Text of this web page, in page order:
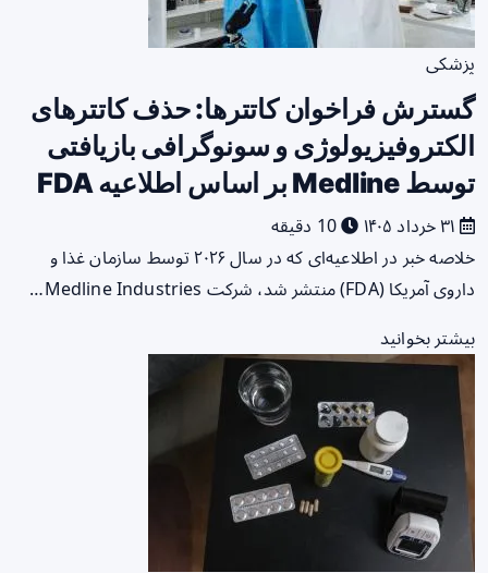
پزشکی
گسترش فراخوان کاتترها: حذف کاتترهای
الکتروفیزیولوژی و سونوگرافی بازیافتی
توسط Medline بر اساس اطلاعیه FDA
10 دقیقه
خلاصه خبر در اطلاعیه‌ای که در سال ۲۰۲۶ توسط سازمان غذا و
داروی آمریکا (FDA) منتشر شد، شرکت Medline Industries…
بیشتر بخوانید